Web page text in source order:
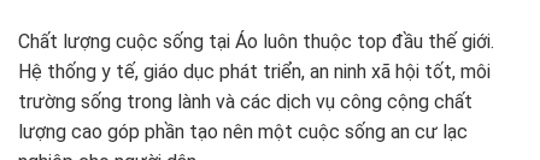
Chất lượng cuộc sống tại Áo luôn thuộc top đầu thế giới.
Hệ thống y tế, giáo dục phát triển, an ninh xã hội tốt, môi
trường sống trong lành và các dịch vụ công cộng chất
lượng cao góp phần tạo nên một cuộc sống an cư lạc